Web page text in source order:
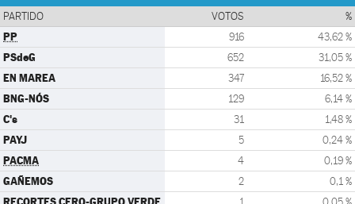
PARTIDO VOTOS %
PP 916 43,62 %
PSdeG 652 31,05 %
EN MAREA 347 16,52 %
BNG-NÓS 129 6,14 %
C's 31 1,48 %
PAYJ 5 0,24 %
PACMA 4 0,19 %
GAÑEMOS 2 0,1 %